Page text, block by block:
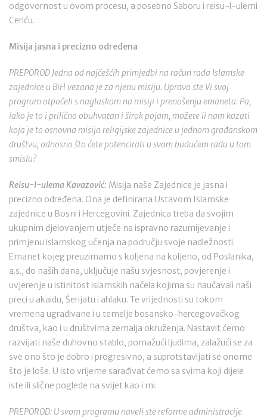
odgovornost u ovom procesu, a posebno Saboru i reisu-l-ulemi
Ceriću.
Misija jasna i precizno određena
PREPOROD Jedna od najčešćih primjedbi na račun rada Islamske
zajednice u BiH vezana je za njenu misiju. Upravo ste Vi svoj
program otpočeli s naglaskom na misiji i prenošenju emaneta. Pa,
iako je to i prilično obuhvatan i širok pojam, možete li nam kazati
koja je to osnovna misija religijske zajednice u jednom građanskom
društvu, odnosno što ćete potencirati u svom budućem radu u tom
smislu?
Reisu-l-ulema Kavazović: Misija naše Zajednice je jasna i
precizno određena. Ona je definirana Ustavom Islamske
zajednice u Bosni i Hercegovini. Zajednica treba da svojim
ukupnim djelovanjem utječe na ispravno razumijevanje i
primjenu islamskog učenja na području svoje nadležnosti.
Emanet kojeg preuzimamo s koljena na koljeno, od Poslanika,
a.s., do naših dana, uključuje našu svjesnost, povjerenje i
uvjerenje u istinitost islamskih načela kojima su naučavali naši
preci u akaidu, Šerijatu i ahlaku. Te vrijednosti su tokom
vremena ugrađivane i u temelje bosansko-hercegovačkog
društva, kao i u društvima zemalja okruženja. Nastavit ćemo
razvijati naše duhovno stablo, pomažući ljudima, zalažući se za
sve ono što je dobro i progresivno, a suprotstavljati se onome
što je loše. U isto vrijeme sarađivat ćemo sa svima koji dijele
iste ili slične poglede na svijet kao i mi.
PREPOROD: U svom programu naveli ste reforme administracije